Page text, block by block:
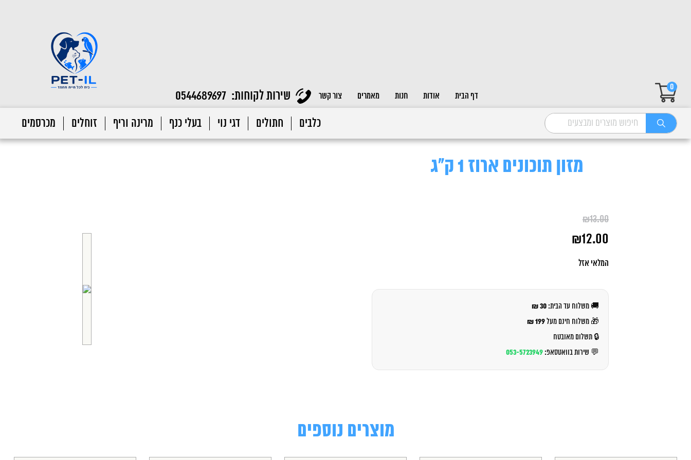
0
דף הבית
אודות חנות מאמרים צור קשר שירות לקוחות: 0544689697
כלבים חתולים דגי נוי בעלי כנף מרינה וריף זוחלים מכרסמים
מזון תוכונים ארוז 1 ק"ג
₪13.00
המקורי
₪13.00.
₪12.00
הנוכחי
המלאי אזל
🚚 משלוח עד הבית: 30 ₪
🎁 משלוח חינם מעל199 ₪
🔒 תשלום מאובטח
💬 שירות בוואטסאפ: 053-5723949
מוצרים נוספים